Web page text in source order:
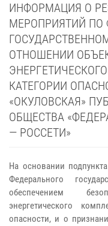
ИНФОРМАЦИЯ О
МЕРОПРИЯТИЙ ПО
ОТНОШЕНИИ
КАТЕГОРИИ
«ОКУЛОВСКАЯ»
ОБЩЕСТВА
— РОССЕТИ»
На основании
Федерального
обеспечением
энергетического
опасности, и о